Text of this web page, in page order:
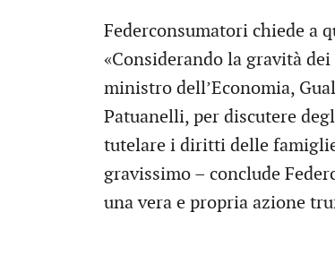
Federconsumatori chiede a
«Considerando la gravità
ministro dell’Economia,
Patuanelli, per discutere
tutelare i diritti delle
gravissimo – conclude
una vera e propria azione